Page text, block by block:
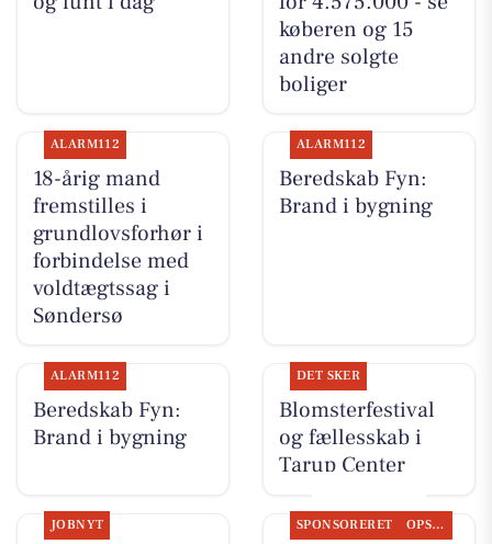
køberen og 15
andre solgte
boliger
ALARM112
18-årig mand
fremstilles i
grundlovsforhør i
forbindelse med
voldtægtssag i
Søndersø
ALARM112
Beredskab Fyn:
Brand i bygning
ALARM112
Beredskab Fyn:
Brand i bygning
DET SKER
Blomsterfestival
og fællesskab i
Tarup Center
JOBNYT SPONSORERET OPSLAGSTAVLEN